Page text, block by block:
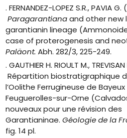
. FERNANDEZ-LOPEZ S.R., PAVIA
Paragarantianaand other new
garantianin lineage
case of proterogenesis and
Paläont. Abh. 282/3, 225-249.
. GAUTHIER H. RIOULT M.,
Répartition biostratigraphique
l’Oolithe Ferrugineuse de
Feuguerolles-sur-Orne
nouveaux pour une révision des
Garantianinae.Géologie de la
fig. 14 pl.